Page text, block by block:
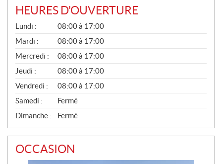
HEURES D'OUVERTURE
G
É
N
É
R
A
L
Lundi :
08:00 à 17:00
Mardi :
08:00 à 17:00
Mercredi :
08:00 à 17:00
Jeudi :
08:00 à 17:00
Vendredi :
08:00 à 17:00
Samedi :
Fermé
Dimanche :
Fermé
OCCASION